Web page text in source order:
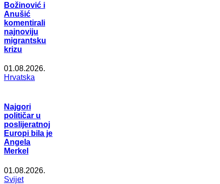
Božinović i
Anušić
komentirali
najnoviju
migrantsku
krizu
01.08.2026.
Hrvatska
Najgori
političar u
poslijeratnoj
Europi bila je
Angela
Merkel
01.08.2026.
Svijet